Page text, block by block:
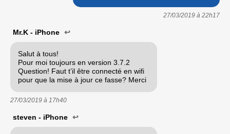
27/03/2019 à 22h17
Mr.K - iPhone ↩
Salut à tous!
Pour moi toujours en version 3.7.2
Question! Faut t’il être connecté en wifi
pour que la mise à jour ce fasse? Merci
27/03/2019 à 17h40
steven - iPhone ↩